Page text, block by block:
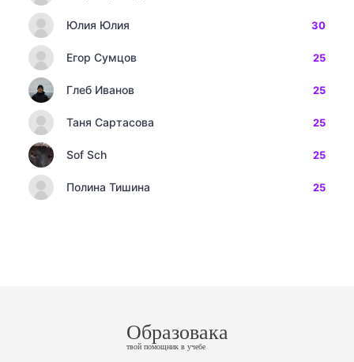
Юлия Юлия 30
Егор Сумцов 25
Глеб Иванов 25
Таня Сартасова 25
Sof Sch 25
Полина Тишина 25
Образовака
твой помощник в учебе